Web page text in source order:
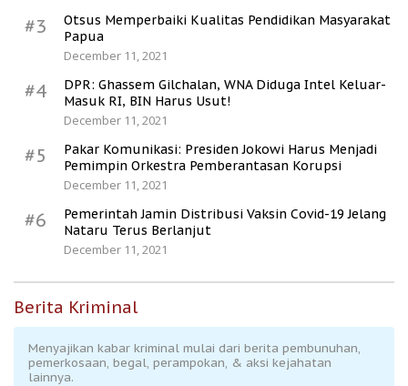
#3
Otsus Memperbaiki Kualitas Pendidikan Masyarakat
Papua
December 11, 2021
#4
DPR: Ghassem Gilchalan, WNA Diduga Intel Keluar-
Masuk RI, BIN Harus Usut!
December 11, 2021
#5
Pakar Komunikasi: Presiden Jokowi Harus Menjadi
Pemimpin Orkestra Pemberantasan Korupsi
December 11, 2021
#6
Pemerintah Jamin Distribusi Vaksin Covid-19 Jelang
Nataru Terus Berlanjut
December 11, 2021
Berita Kriminal
Menyajikan kabar kriminal mulai dari berita pembunuhan,
pemerkosaan, begal, perampokan, & aksi kejahatan
lainnya.